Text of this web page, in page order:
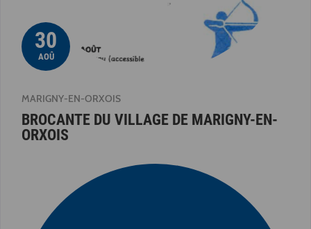
30
AOÛ
MARIGNY-EN-ORXOIS
BROCANTE DU VILLAGE DE MARIGNY-EN-
ORXOIS